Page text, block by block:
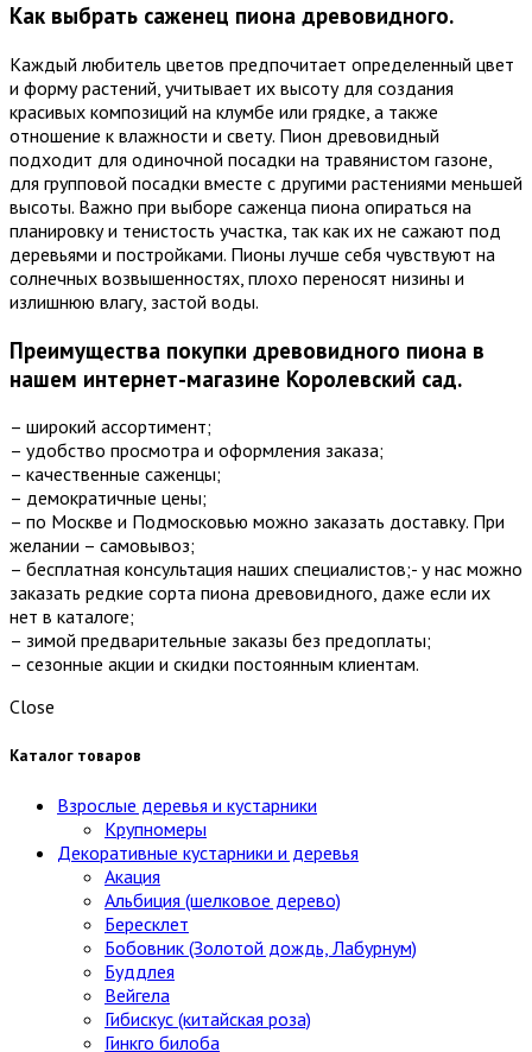
Как выбрать саженец пиона древовидного.
Каждый любитель цветов предпочитает определенный цвет
и форму растений, учитывает их высоту для создания
красивых композиций на клумбе или грядке, а также
отношение к влажности и свету. Пион древовидный
подходит для одиночной посадки на травянистом газоне,
для групповой посадки вместе с другими растениями меньшей
высоты. Важно при выборе саженца пиона опираться на
планировку и тенистость участка, так как их не сажают под
деревьями и постройками. Пионы лучше себя чувствуют на
солнечных возвышенностях, плохо переносят низины и
излишнюю влагу, застой воды.
Преимущества покупки древовидного пиона в
нашем интернет-магазине Королевский сад.
– широкий ассортимент;
– удобство просмотра и оформления заказа;
– качественные саженцы;
– демократичные цены;
– по Москве и Подмосковью можно заказать доставку. При
желании – самовывоз;
– бесплатная консультация наших специалистов;- у нас можно
заказать редкие сорта пиона древовидного, даже если их
нет в каталоге;
– зимой предварительные заказы без предоплаты;
– сезонные акции и скидки постоянным клиентам.
Close
Каталог товаров
Взрослые деревья и кустарники
Крупномеры
Декоративные кустарники и деревья
Акация
Альбиция (шелковое дерево)
Бересклет
Бобовник (Золотой дождь, Лабурнум)
Буддлея
Вейгела
Гибискус (китайская роза)
Гинкго билоба